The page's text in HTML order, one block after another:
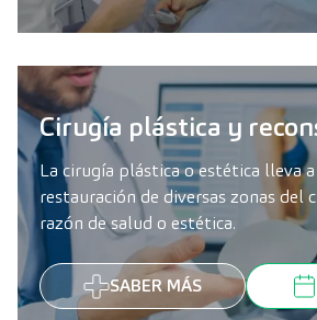
Cirugía plástica y
La cirugía plástica o estética lleva
restauración de diversas zonas del
razón de salud o estética.
SABER MÁS